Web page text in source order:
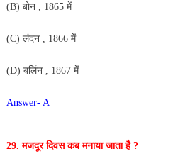
(B) बोन , 1865 में
(C) लंदन , 1866 में
(D) बर्लिन , 1867 में
Answer- A
29. मजदूर दिवस कब मनाया जाता है ?